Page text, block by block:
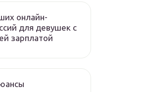
онлайн-
для девушек с
зарплатой